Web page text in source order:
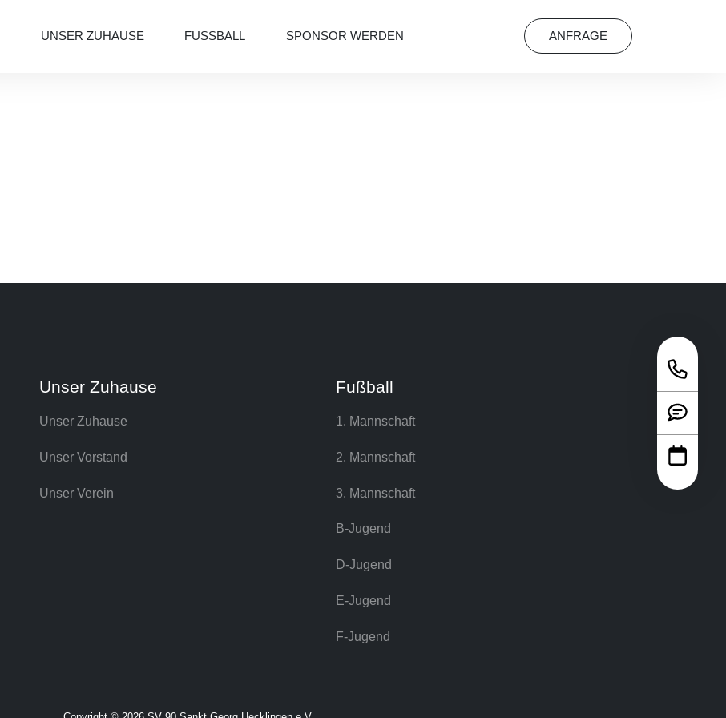
UNSER ZUHAUSE FUSSBALL SPONSOR WERDEN ANFRAGE
Unser Zuhause
Unser Zuhause
Unser Vorstand
Unser Verein
Fußball
1. Mannschaft
2. Mannschaft
3. Mannschaft
B-Jugend
D-Jugend
E-Jugend
F-Jugend